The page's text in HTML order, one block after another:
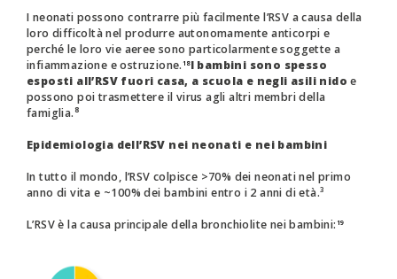
I neonati possono contrarre più facilmente l’RSV a causa della
loro difficoltà nel produrre autonomamente anticorpi e
perché le loro vie aeree sono particolarmente soggette a
infiammazione e ostruzione. 18I bambini sono spesso
esposti all’RSV fuori casa, a scuola e negli asili nido e
possono poi trasmettere il virus agli altri membri della
famiglia.⁸
Epidemiologia dell’RSV nei neonati e nei bambini
In tutto il mondo, l’RSV colpisce >70% dei neonati nel primo
anno di vita e ~100% dei bambini entro i 2 anni di età.³
L’RSV è la causa principale della bronchiolite nei bambini: 19